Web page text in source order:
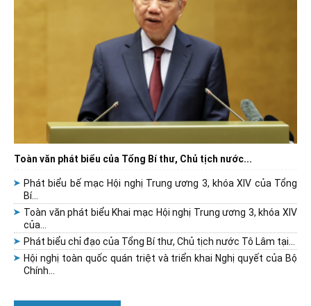
Toàn văn phát biểu của Tổng Bí thư, Chủ tịch nước...
Phát biểu bế mạc Hội nghị Trung ương 3, khóa XIV của Tổng
Bí...
Toàn văn phát biểu Khai mạc Hội nghị Trung ương 3, khóa XIV
của...
Phát biểu chỉ đạo của Tổng Bí thư, Chủ tịch nước Tô Lâm tại...
Hội nghị toàn quốc quán triệt và triển khai Nghị quyết của Bộ
Chính...